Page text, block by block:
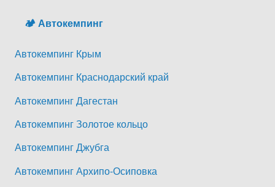
🏕️ Автокемпинг
Автокемпинг Крым
Автокемпинг Краснодарский край
Автокемпинг Дагестан
Автокемпинг Золотое кольцо
Автокемпинг Джубга
Автокемпинг Архипо-Осиповка